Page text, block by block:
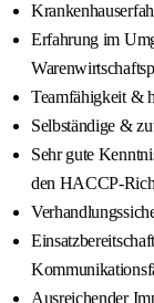
Erfahrung im
Teamfähigkeit &
Selbständige &
Sehr gute
den HACCP-
Ausreichender